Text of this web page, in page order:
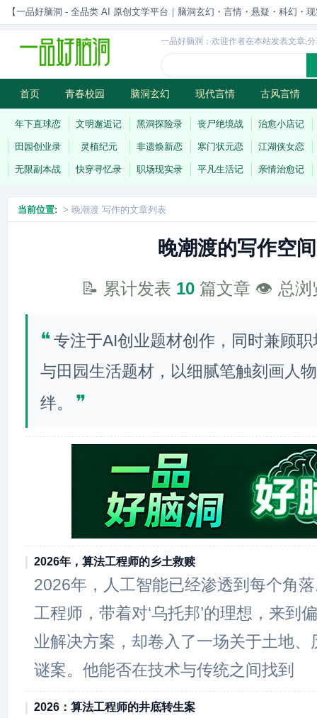
【一品好脑洞 - 全品类 AI 原创文学平台｜脑洞玄幻・言情・悬疑・科幻・
一品好脑洞：欢迎作者在本站发表文章,
首页 青春校园 脑洞玄幻 现代言情 古风言情
历史权谋 武侠江湖 灵异志怪 连载
年下直球恋 文明邂逅记 黑洞探险录 丧尸绝境战 治愈小店记
田园创业录 灵植纪元 非遗焕新恋 寒门状元恋 江湖侠女恋
无限副本战 快穿寻忆录 职场现实录 平凡生活记 亲情治愈记
当前位置: > 晚潮渡 写作的文章列表
晚潮渡的写作空间
📝 累计发表 10 篇文章 👁️ 总
❝ 专注于AI创业题材创作，同时兼顾
与田园生活题材，以细腻笔触刻画人
绊。
❞
2026年，算法工程师的乡土救赎
2026年，人工智能已经渗透到每个角
工程师，带着对‘乌托邦’的理想，来到
业解决方案，却卷入了一场关于土地
谜案。他能否在技术与传统之间找到
2026：算法工程师的井底转生案